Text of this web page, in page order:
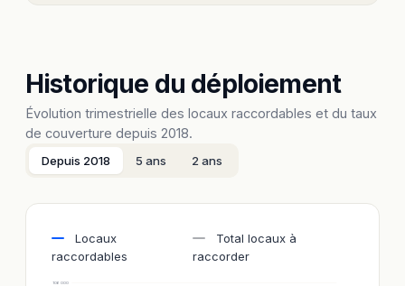
Historique du déploiement
Évolution trimestrielle des locaux raccordables et du taux
de couverture depuis 2018.
Depuis 2018 5 ans 2 ans
Locaux
raccordables
Total locaux à
raccorder
106 000